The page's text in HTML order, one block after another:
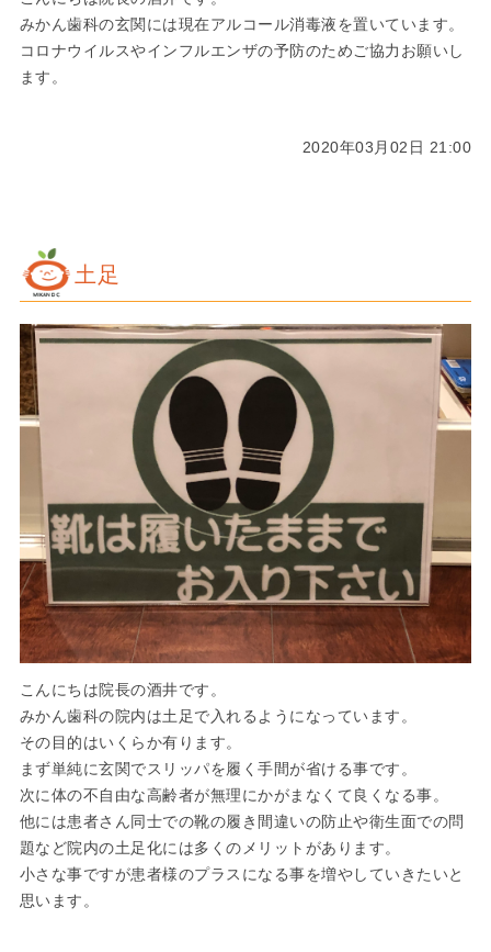
みかん歯科の玄関には現在アルコール消毒液を置いています。
コロナウイルスやインフルエンザの予防のためご協力お願いし
ます。
2020年03月02日 21:00
土足
こんにちは院長の酒井です。
みかん歯科の院内は土足で入れるようになっています。
その目的はいくらか有ります。
まず単純に玄関でスリッパを履く手間が省ける事です。
次に体の不自由な高齢者が無理にかがまなくて良くなる事。
他には患者さん同士での靴の履き間違いの防止や衛生面での問
題など院内の土足化には多くのメリットがあります。
小さな事ですが患者様のプラスになる事を増やしていきたいと
思います。